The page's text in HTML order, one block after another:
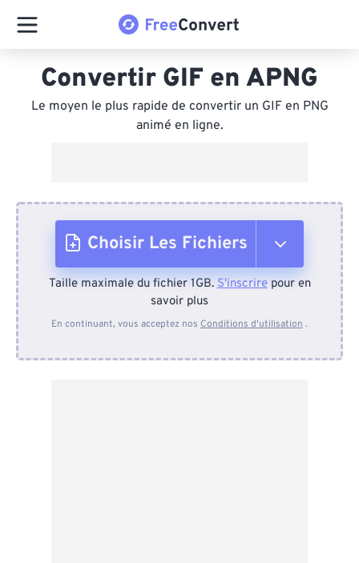
Convertir GIF en APNG
Le moyen le plus rapide de convertir un GIF en PNG
animé en ligne.
Choisir Les Fichiers
Depuis l'appareil
Taille maximale du fichier 1GB.S'inscrirepour en
savoir plus
En continuant, vous acceptez nos Conditions d'utilisation .